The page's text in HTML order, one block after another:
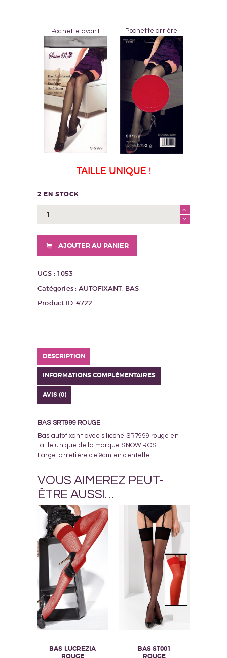
Pochette avant Pochette arrière
TAILLE UNIQUE !
2 EN STOCK
ROUGEAJOUTER AU PANIER
UGS : 1053
Catégories : AUTOFIXANT, BAS
Product ID:4722
DESCRIPTION
INFORMATIONS COMPLÉMENTAIRES
AVIS (0)
BAS SRT999 ROUGE
Bas autofixant avec silicone SR7999 rouge en
taille unique de la marque SNOW ROSE.
Large jarretière de 9cm en dentelle.
VOUS AIMEREZ PEUT-
ÊTRE AUSSI…
BAS LUCREZIA
BAS ST001